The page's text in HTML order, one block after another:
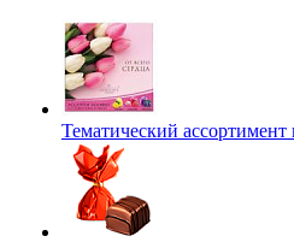
Тематический ассортимент